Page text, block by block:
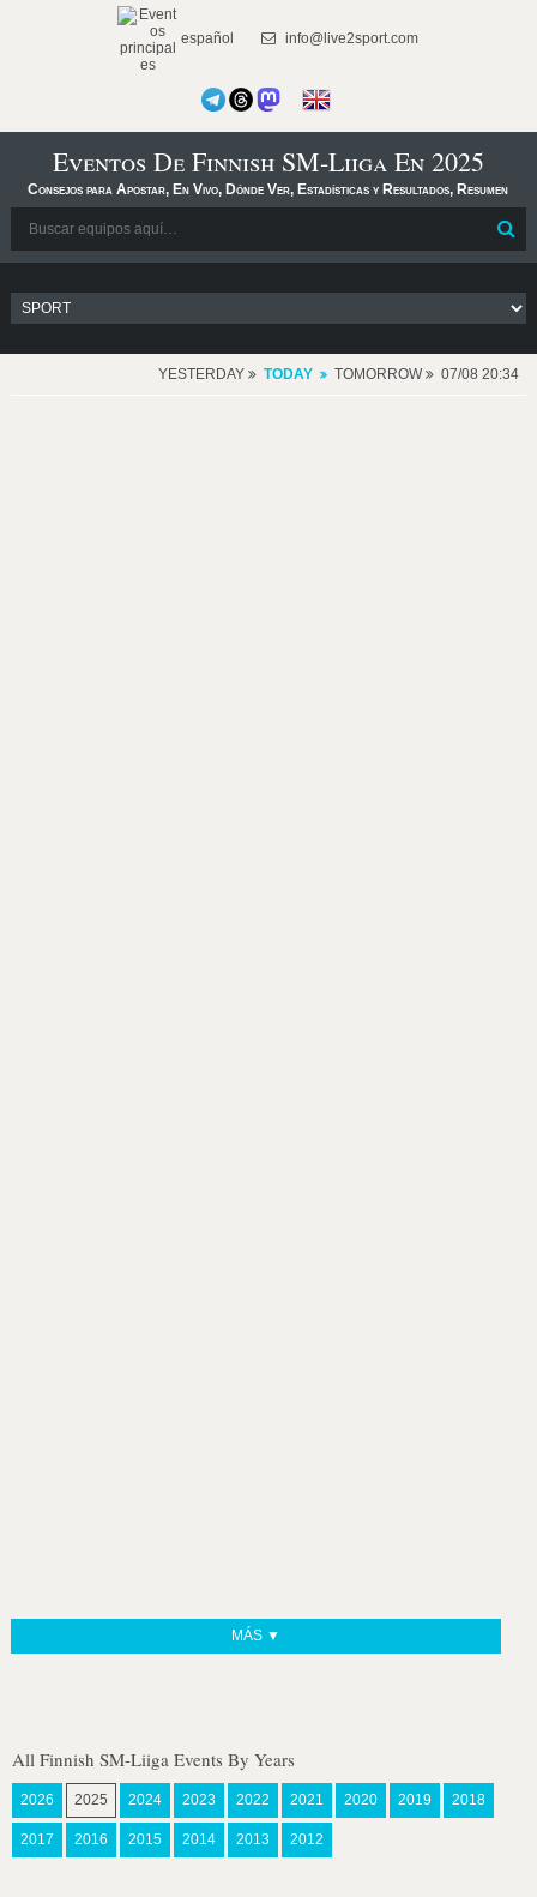
español info@live2sport.com
Eventos De Finnish SM-Liiga En 2025
Consejos para Apostar, En Vivo, Dónde Ver, Estadísticas y Resultados, Resumen
YESTERDAY TODAY TOMORROW 07/08 20:34
MÁS ▼
All Finnish SM-Liiga Events By Years
2026 2025 2024 2023 2022 2021 2020 2019 2018
2017 2016 2015 2014 2013 2012